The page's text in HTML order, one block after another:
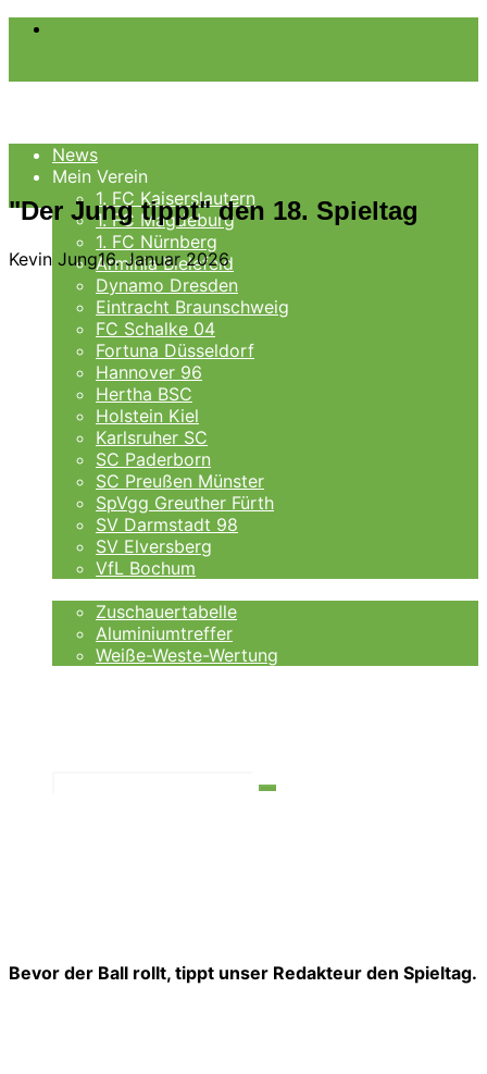
News
Mein Verein
1. FC Kaiserslautern
1. FC Magdeburg
1. FC Nürnberg
Arminia Bielefeld
Dynamo Dresden
Eintracht Braunschweig
FC Schalke 04
Fortuna Düsseldorf
Hannover 96
Hertha BSC
Holstein Kiel
Karlsruher SC
SC Paderborn
SC Preußen Münster
SpVgg Greuther Fürth
SV Darmstadt 98
SV Elversberg
VfL Bochum
Zuschauertabelle
Aluminiumtreffer
Weiße-Weste-Wertung
Suchen
"Der Jung tippt" den 18. Spieltag
Kevin Jung16. Januar 2026
Bevor der Ball rollt, tippt unser Redakteur den Spieltag.